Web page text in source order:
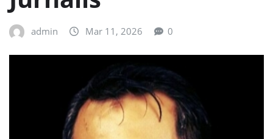
admin Mar 11, 2026 0